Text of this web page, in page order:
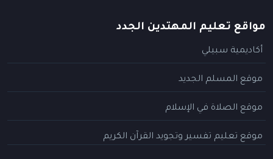
مواقع تعليم المهتدين الجدد
أكاديمية سبيلي
موقع المسلم الجديد
موقع الصلاة في الإسلام
موقع تعليم تفسير وتجويد القرآن الكريم